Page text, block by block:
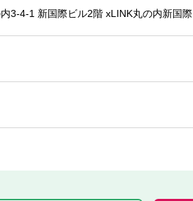
3-4-1 新国際ビル2階 xLINK丸の内新国際